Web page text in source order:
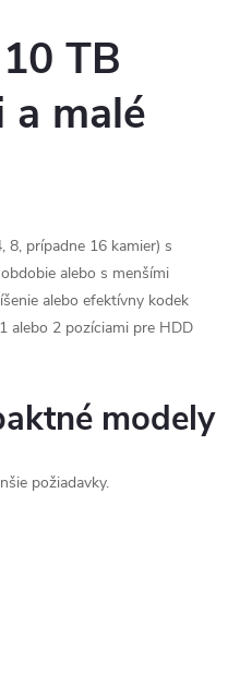
TB
a malé
8, prípadne 16 kamier) s
alebo s menšími
alebo efektívny kodek
alebo 2 pozíciami pre HDD
modely
požiadavky.